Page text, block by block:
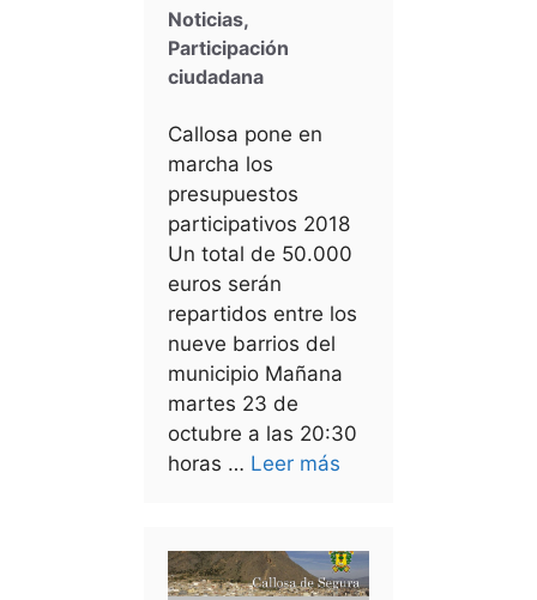
Noticias,
Participación
ciudadana
Callosa pone en
marcha los
presupuestos
participativos 2018
Un total de 50.000
euros serán
repartidos entre los
nueve barrios del
municipio Mañana
martes 23 de
octubre a las 20:30
horas … Leer más